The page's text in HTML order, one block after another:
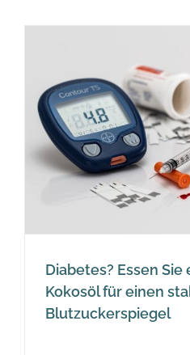
Diabetes? Essen
Kokosöl für einen
Blutzuckerspiegel